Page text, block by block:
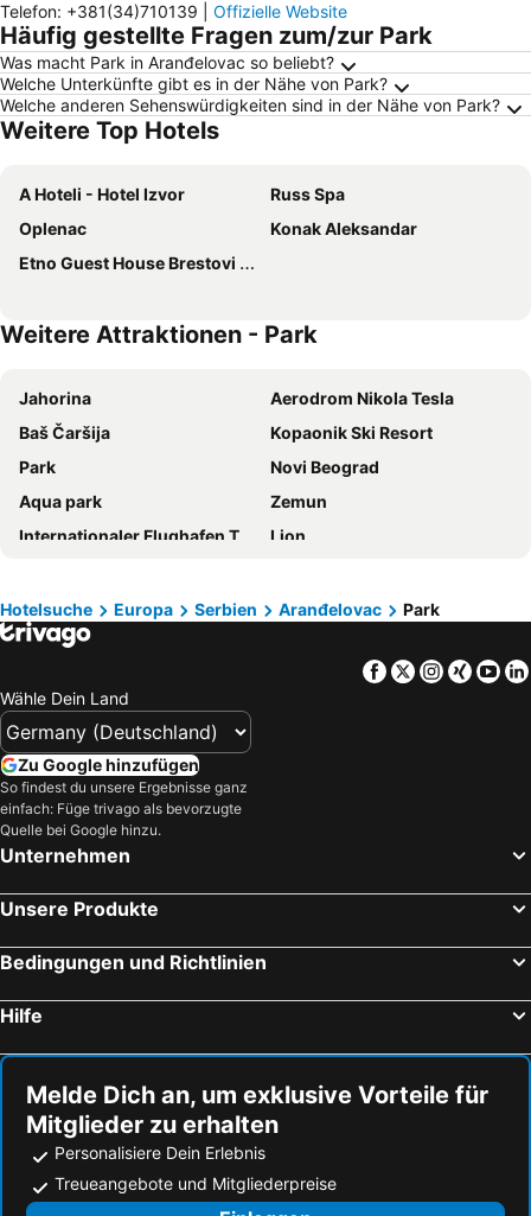
Telefon: +381(34)710139 Offizielle Website
Häufig gestellte Fragen zum/zur Park
Was macht Park in Aranđelovac so beliebt?
Welche Unterkünfte gibt es in der Nähe von Park?
Welche anderen Sehenswürdigkeiten sind in der Nähe von Park?
Weitere Top Hotels
A Hoteli - Hotel Izvor
Russ Spa
Oplenac
Konak Aleksandar
Etno Guest House Brestovi & Vizija
Weitere Attraktionen - Park
Jahorina
Aerodrom Nikola Tesla
Baš Čaršija
Kopaonik Ski Resort
Park
Novi Beograd
Aqua park
Zemun
Internationaler Flughafen Tuzla
Lion
Internationaler Flughafen Timișoara
Beogradska Autobuska Stanica
Kirche Budisavci
Srebrno jezero
Belgrad-Arena
Knez Mihailova
Mall Vidin
Hauptbahnhof Belgrad
Dorćol
Temeswar Milleniumskirche
Autokomanda
Slavija
Kulturno leto na Zlatiboru
Zeleni venac
Trg republike
Innere Stadt
Manastir Gorioc
Aqua park Petroland
Pantelej
Savski venac
Studenica
National park Fruska gora
Hotelsuche Europa Serbien Aranđelovac Park
Facebook
TwitterXing
Wähle Dein Land
Zu Google hinzufügen
So findest du unsere Ergebnisse ganz
einfach: Füge trivago als bevorzugte
Quelle bei Google hinzu.
Unternehmen
Unsere Produkte
Bedingungen und Richtlinien
Hilfe
Melde Dich an, um exklusive Vorteile für
Mitglieder zu erhalten
Personalisiere Dein Erlebnis
Treueangebote und Mitgliederpreise